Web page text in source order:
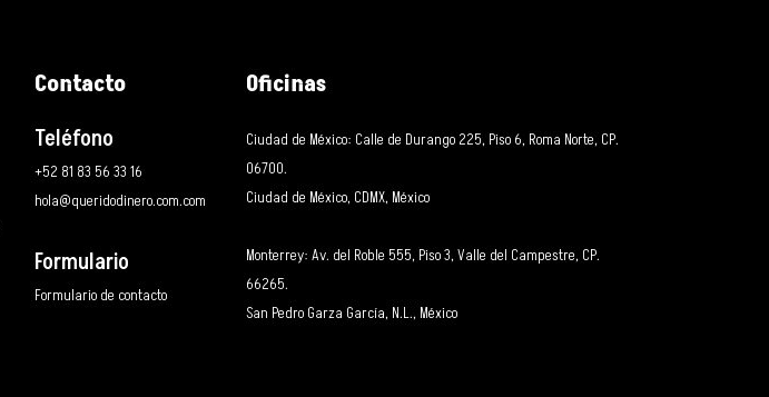
Contacto
Teléfono
+52 81 83 56 33 16
hola@queridodinero.com.com
Formulario
Formulario de contacto
Oficinas
Ciudad de México: Calle de Durango 225, Piso 6, Roma Norte, CP.
06700.
Ciudad de México, CDMX, México
Monterrey: Av. del Roble 555, Piso 3, Valle del Campestre, CP.
66265.
San Pedro Garza García, N.L., México